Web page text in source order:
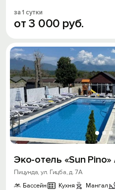
за 1 сутки
от3 000 руб.
Эко-отель «Sun
Пицунда, ул. Гицба, д. 7А
Бассейн
Кухня Мангал